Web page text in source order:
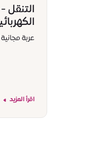
التنقل
عربة
اقرأ المزيد